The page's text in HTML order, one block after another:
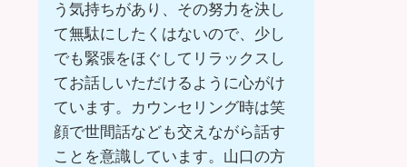
う気持ちがあり、その努力を決し
て無駄にしたくはないので、少し
でも緊張をほぐしてリラックスし
てお話しいただけるように心がけ
ています。カウンセリング時は笑
顔で世間話なども交えながら話す
ことを意識しています。山口の方